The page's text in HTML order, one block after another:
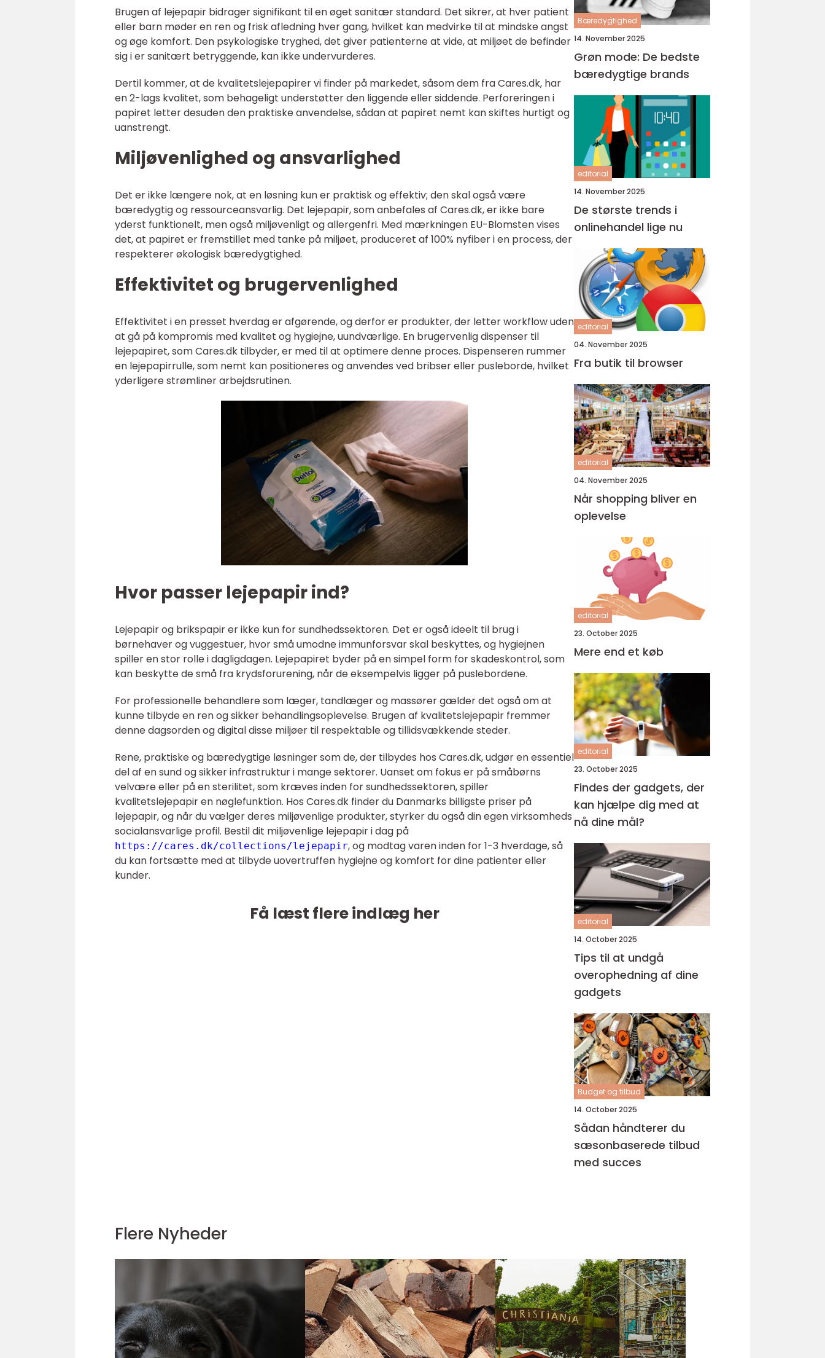
Brugen af lejepapir bidrager signifikant til en øget sanitær standard. Det sikrer, at hver patient
eller barn møder en ren og frisk afledning hver gang, hvilket kan medvirke til at mindske angst
og øge komfort. Den psykologiske tryghed, det giver patienterne at vide, at miljøet de befinder
sig i er sanitært betryggende, kan ikke undervurderes.
Dertil kommer, at de kvalitetslejepapirer vi finder på markedet, såsom dem fra Cares.dk, har
en 2-lags kvalitet, som behageligt understøtter den liggende eller siddende. Perforeringen i
papiret letter desuden den praktiske anvendelse, sådan at papiret nemt kan skiftes hurtigt og
uanstrengt.
Miljøvenlighed og ansvarlighed
Det er ikke længere nok, at en løsning kun er praktisk og effektiv; den skal også være
bæredygtig og ressourceansvarlig. Det lejepapir, som anbefales af Cares.dk, er ikke bare
yderst funktionelt, men også miljøvenligt og allergenfri. Med mærkningen EU-Blomsten vises
det, at papiret er fremstillet med tanke på miljøet, produceret af 100% nyfiber i en process, der
respekterer økologisk bæredygtighed.
Effektivitet og brugervenlighed
Effektivitet i en presset hverdag er afgørende, og derfor er produkter, der letter workflow uden
at gå på kompromis med kvalitet og hygiejne, uundværlige. En brugervenlig dispenser til
lejepapiret, som Cares.dk tilbyder, er med til at optimere denne proces. Dispenseren rummer
en lejepapirrulle, som nemt kan positioneres og anvendes ved bribser eller pusleborde, hvilket
yderligere strømliner arbejdsrutinen.
Hvor passer lejepapir ind?
Lejepapir og brikspapir er ikke kun for sundhedssektoren. Det er også ideelt til brug i
børnehaver og vuggestuer, hvor små umodne immunforsvar skal beskyttes, og hygiejnen
spiller en stor rolle i dagligdagen. Lejepapiret byder på en simpel form for skadeskontrol, som
kan beskytte de små fra krydsforurening, når de eksempelvis ligger på puslebordene.
For professionelle behandlere som læger, tandlæger og massører gælder det også om at
kunne tilbyde en ren og sikker behandlingsoplevelse. Brugen af kvalitetslejepapir fremmer
denne dagsorden og digital disse miljøer til respektable og tillidsvækkende steder.
Rene, praktiske og bæredygtige løsninger som de, der tilbydes hos Cares.dk, udgør en essentiel
del af en sund og sikker infrastruktur i mange sektorer. Uanset om fokus er på småbørns
velvære eller på en sterilitet, som kræves inden for sundhedssektoren, spiller
kvalitetslejepapir en nøglefunktion. Hos Cares.dk finder du Danmarks billigste priser på
lejepapir, og når du vælger deres miljøvenlige produkter, styrker du også din egen virksomheds
socialansvarlige profil. Bestil dit miljøvenlige lejepapir i dag på
https://cares.dk/collections/lejepapir, og modtag varen inden for 1-3 hverdage, så
du kan fortsætte med at tilbyde uovertruffen hygiejne og komfort for dine patienter eller
kunder.
Få læst flere indlæg her
Bæredygtighed
14. November 2025
Grøn mode: De bedste
bæredygtige brands
editorial
14. November 2025
De største trends i
onlinehandel lige nu
editorial
04. November 2025
Fra butik til browser
editorial
04. November 2025
Når shopping bliver en
oplevelse
editorial
23. October 2025
Mere end et køb
editorial
23. October 2025
Findes der gadgets, der
kan hjælpe dig med at
nå dine mål?
editorial
14. October 2025
Tips til at undgå
overophedning af dine
gadgets
Budget og tilbud
14. October 2025
Sådan håndterer du
sæsonbaserede tilbud
med succes
Flere Nyheder